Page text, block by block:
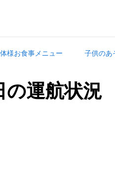
様お食事メニュー 子供のあ
の運航状況